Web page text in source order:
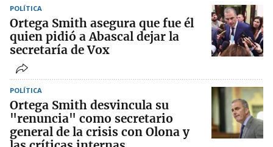
POLÍTICA
Ortega Smith asegura que fue él
quien pidió a Abascal dejar la
secretaría de Vox
POLÍTICA
Ortega Smith desvincula su
"renuncia" como secretario
general de la crisis con Olona y